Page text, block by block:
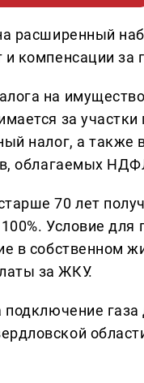
расширенный
компенсации за
на имущество
за
налог, а также
облагаемых
70 лет
Условие для
в собственном
за ЖКУ.